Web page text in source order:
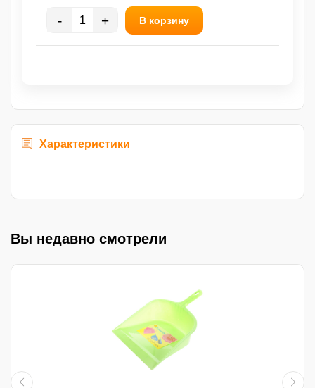
- + В корзину
Характеристики
Вы недавно смотрели